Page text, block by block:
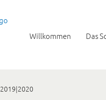
Willkommen Das
2019|2020